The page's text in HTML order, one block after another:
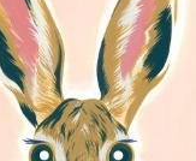
Hélium ( 2025 )
Informations:
Plus d'infos